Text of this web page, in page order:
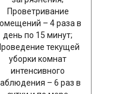
Проветривание
– 4 раза в
день по 15 минут;
текущей
уборки комнат
интенсивного
– 6 раз в